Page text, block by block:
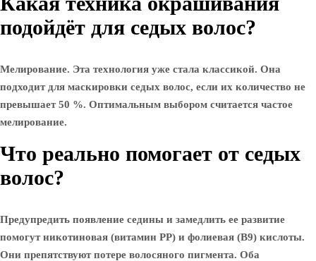
подойдёт для седых волос?
Мелирование. Эта технология уже стала классикой. Она
подходит для маскировки седых волос, если их количество не
превышает 50 %. Оптимальным выбором считается частое
мелирование.
Что реально помогает от седых
волос?
Предупредить появление седины и замедлить ее развитие
помогут никотиновая (витамин РР) и фолиевая (В9) кислоты.
Они препятствуют потере волосяного пигмента. Оба